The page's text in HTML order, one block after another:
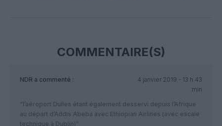
COMMENTAIRE(S)
NDR a commenté :
4 janvier 2019 - 13 h 43
min
“l’aéroport Dulles étant également desservi depuis l’Afrique
au départ d’Addis Abeba avec Ethiopian Airlines (avec escale
technique à Dublin)”